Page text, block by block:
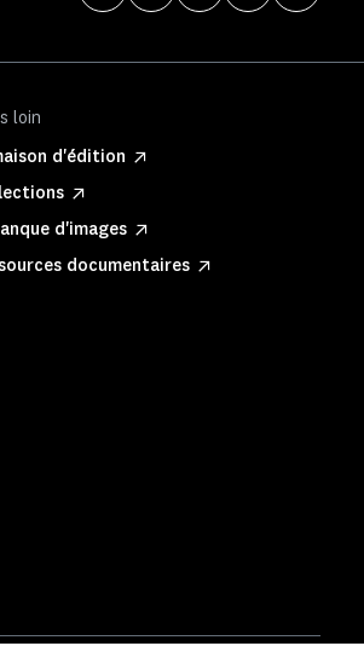
loin
d'édition
d'images
documentaires